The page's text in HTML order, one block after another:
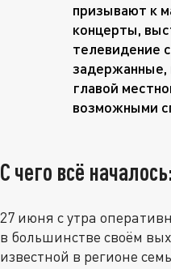
призывают к
концерты,
телевидение
задержанные,
главой
возможными
С чего всё
27 июня с утра
в большинстве своём
известной в регионе